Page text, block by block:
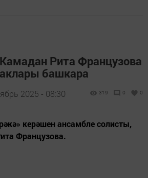
Рита Французова
башкара
2025 - 08:30 319 0 0
керәшен ансамбле солисты,
Французова.